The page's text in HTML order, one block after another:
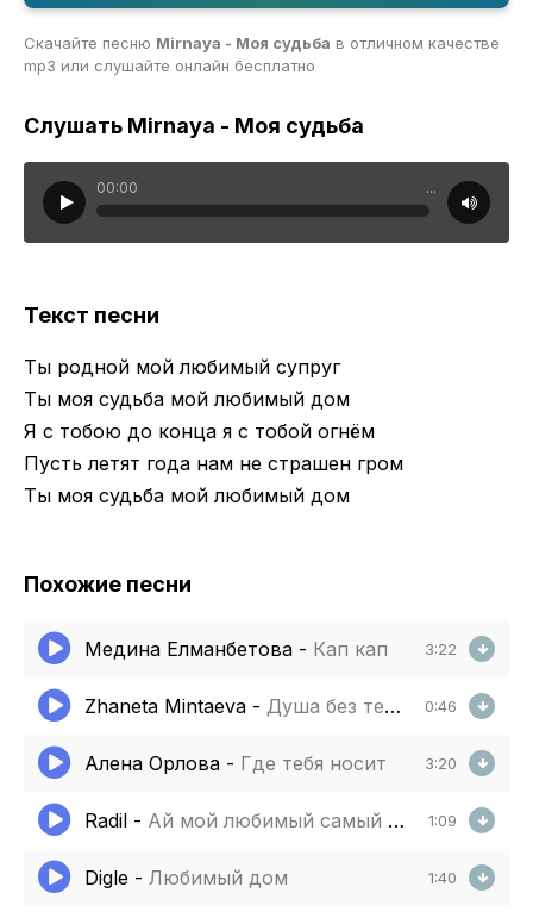
Скачайте песню Mirnaya - Моя судьба в отличном качестве
mp3 или слушайте онлайн бесплатно
Слушать Mirnaya - Моя судьба
00:00 ...
Текст песни
Ты родной мой любимый супруг
Ты моя судьба мой любимый дом
Я с тобою до конца я с тобой огнём
Пусть летят года нам не страшен гром
Ты моя судьба мой любимый дом
Похожие песни
Медина Елманбетова - Кап кап 3:22
Zhaneta Mintaeva - Душа без тебя 0:46
Алена Орлова - Где тебя носит 3:20
Radil - Ай мой любимый самый красивый 1:09
Digle - Любимый дом 1:40